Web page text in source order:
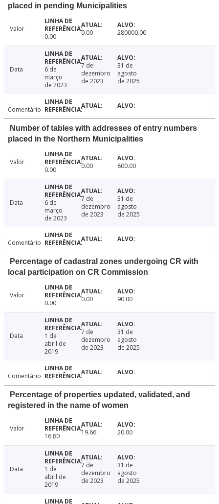
placed in pending Municipalities
Valor
0.00
0.00 280000.00
Data
6 de
março
de 2023
7 de
dezembro
de 2023
31 de
agosto
de 2025
Comentário
Number of tables with addresses of entry numbers
placed in the Northern Municipalities
Valor
0.00
0.00 800.00
Data
6 de
março
de 2023
7 de
dezembro
de 2023
31 de
agosto
de 2025
Comentário
Percentage of cadastral zones undergoing CR with
local participation on CR Commission
Valor
0.00
0.00 90.00
Data
1 de
abril de
2019
7 de
dezembro
de 2023
31 de
agosto
de 2025
Comentário
Percentage of properties updated, validated, and
registered in the name of women
Valor
16.80
19.66 20.00
Data
1 de
abril de
2019
7 de
dezembro
de 2023
31 de
agosto
de 2025